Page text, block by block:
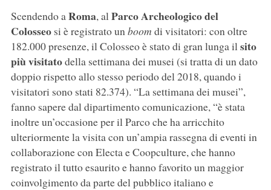
Scendendo aRoma, alParco Archeologico del
Colosseosi è registrato unboom di visitatori: con oltre
182.000 presenze, il Colosseo è stato di gran lunga ilsito
più visitatodella settimana dei musei (si tratta di un dato
doppio rispetto allo stesso periodo del 2018, quando i
visitatori sono stati 82.374). “La settimana dei musei”,
fanno sapere dal dipartimento comunicazione, “è stata
inoltre un’occasione per il Parco che ha arricchito
ulteriormente la visita con un’ampia rassegna di eventi in
collaborazione con Electa e Coopculture, che hanno
registrato il tutto esaurito e hanno favorito un maggior
coinvolgimento da parte del pubblico italiano e